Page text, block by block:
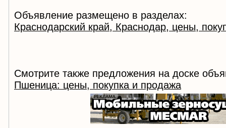
Объявление размещено в разделах:
Краснодарский край, Краснодар, цены,
Смотрите также предложения на доске
Пшеница: цены, покупка и продажа